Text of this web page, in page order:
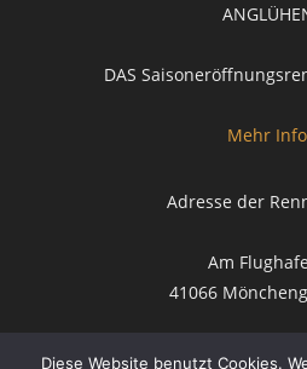
DAS
Mehr
Adresse der
Am
41066
Diese Website benutzt Cookies.